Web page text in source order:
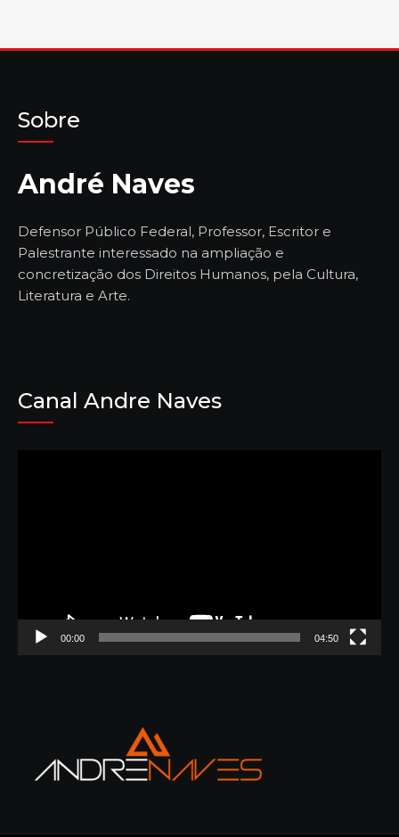
Sobre
André Naves
Defensor Público Federal, Professor, Escritor e
Palestrante interessado na ampliação e
concretização dos Direitos Humanos, pela Cultura,
Literatura e Arte.
Canal Andre Naves
00:00 04:50